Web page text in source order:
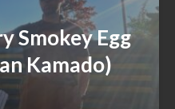
Smokey Egg
Kamado)